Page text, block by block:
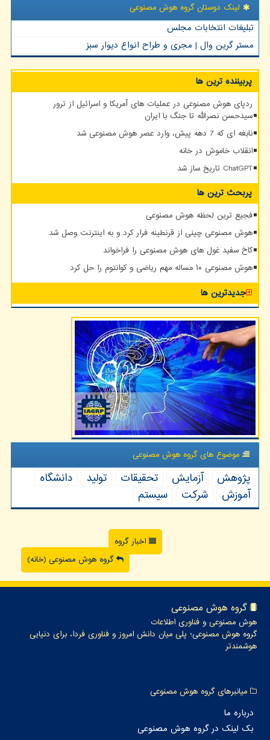
لینک دوستان گروه هوش مصنوعی
تبلیغات انتخابات مجلس
مستر گرین وال | مجری و طراح انواع دیوار سبز
پربیننده ترین ها
ردپای هوش مصنوعی در عملیات های آمریکا و اسرائیل از ترور
سیدحسن نصرالله تا جنگ با ایران
نابغه ای که 7 دهه پیش، وارد عصر هوش مصنوعی شد
انقلاب خاموش در خانه
ChatGPT تاریخ ساز شد
پربحث ترین ها
فجیع ترین لحظه هوش مصنوعی
هوش مصنوعی چینی از قرنطینه فرار کرد و به اینترنت وصل شد
کاخ سفید غول های هوش مصنوعی را فراخواند
هوش مصنوعی ۱۰ مساله مهم ریاضی و کوانتوم را حل کرد
جدیدترین ها
موضوع های گروه هوش مصنوعی
پژوهش آزمایش تحقیقات تولید
دانشگاه
آموزش
شركت سیستم
اخبار گروه
گروه هوش مصنوعی (خانه)
گروه هوش مصنوعی
هوش مصنوعی و فناوری اطلاعات
گروه هوش مصنوعی؛ پلی میان دانش امروز و فناوری فردا، برای دنیایی
هوشمندتر
میانبرهای گروه هوش مصنوعی
درباره ما
بک لینک در گروه هوش مصنوعی